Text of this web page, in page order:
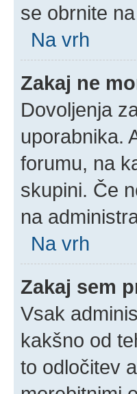
se obrnite
Na vrh
Zakaj ne
Dovoljenja
uporabnika.
forumu, na
skupini. Če
na
Na vrh
Zakaj sem
Vsak
kakšno od
to odločitev